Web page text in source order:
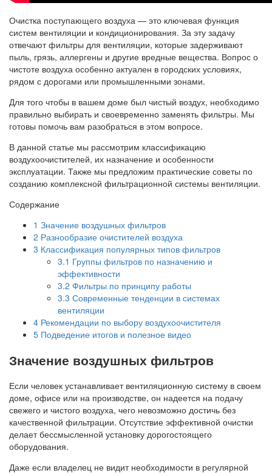
Очистка поступающего воздуха — это ключевая функция
систем вентиляции и кондиционирования. За эту задачу
отвечают фильтры для вентиляции, которые задерживают
пыль, грязь, аллергены и другие вредные вещества. Вопрос о
чистоте воздуха особенно актуален в городских условиях,
рядом с дорогами или промышленными зонами.
Для того чтобы в вашем доме был чистый воздух, необходимо
правильно выбирать и своевременно заменять фильтры. Мы
готовы помочь вам разобраться в этом вопросе.
В данной статье мы рассмотрим классификацию
воздухоочистителей, их назначение и особенности
эксплуатации. Также мы предложим практические советы по
созданию комплексной фильтрационной системы вентиляции.
Содержание
1 Значение воздушных фильтров
2 Разнообразие очистителей воздуха
3 Классификация популярных типов фильтров
3.1 Группы фильтров по назначению и
эффективности
3.2 Фильтры по принципу работы
3.3 Современные тенденции в системах
вентиляции
4 Рекомендации по выбору воздухоочистителя
5 Подведение итогов и полезное видео
Значение воздушных фильтров
Если человек устанавливает вентиляционную систему в своем
доме, офисе или на производстве, он надеется на подачу
свежего и чистого воздуха, чего невозможно достичь без
качественной фильтрации. Отсутствие эффективной очистки
делает бессмысленной установку дорогостоящего
оборудования.
Даже если владелец не видит необходимости в регулярной